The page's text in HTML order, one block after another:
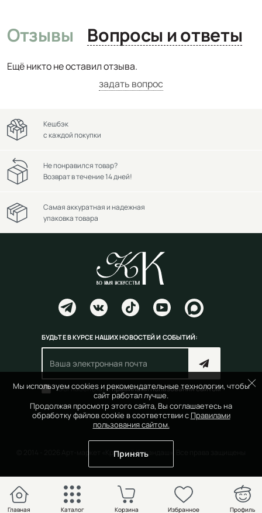
Отзывы Вопросы и ответы
Ещё никто не оставил отзыва.
задать вопрос
Мы используем cookies и рекомендательные технологии, чтобы
сайт работал лучше.
Продолжая просмотр этого сайта, Вы соглашаетесь на
обработку файлов cookie в соответствии с Правилами
пользования сайтом.
Принять
Кешбэк
с каждой покупки
Не понравился товар?
Возврат в течение 14 дней!
Самая аккуратная и надежная
упаковка товара
БУДЬТЕ В КУРСЕ НАШИХ НОВОСТЕЙ И СОБЫТИЙ:
Согласен(на) справилами пользования сайтом
© 2014 - 2026 Арт-маркет «Красный Карандаш». Все права защищены
Главная Каталог Избранное Профиль
Корзина